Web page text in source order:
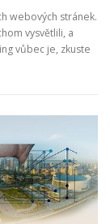
webových stránek.
vysvětlili, a
vůbec je, zkuste